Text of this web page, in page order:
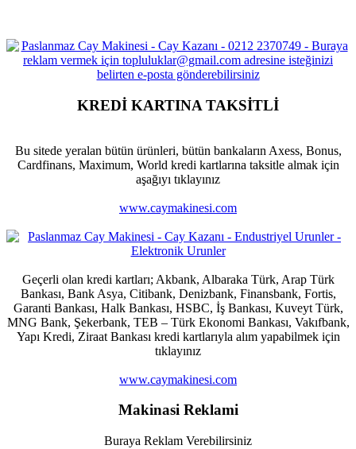
KREDİ KARTINA TAKSİTLİ
Bu sitede yeralan bütün ürünleri, bütün bankaların Axess, Bonus,
Cardfinans, Maximum, World kredi kartlarına taksitle almak için
aşağıyı tıklayınız
www.caymakinesi.com
Geçerli olan kredi kartları; Akbank, Albaraka Türk, Arap Türk
Bankası, Bank Asya, Citibank, Denizbank, Finansbank, Fortis,
Garanti Bankası, Halk Bankası, HSBC, İş Bankası, Kuveyt Türk,
MNG Bank, Şekerbank, TEB – Türk Ekonomi Bankası, Vakıfbank,
Yapı Kredi, Ziraat Bankası kredi kartlarıyla alım yapabilmek için
tıklayınız
www.caymakinesi.com
Makinasi Reklami
Buraya Reklam Verebilirsiniz